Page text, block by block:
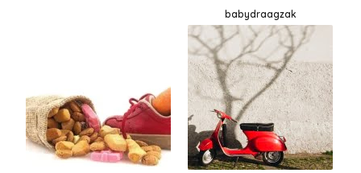
babydraagzak